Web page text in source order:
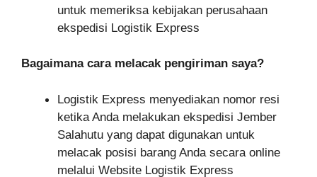
untuk memeriksa kebijakan perusahaan
ekspedisi Logistik Express
Bagaimana cara melacak pengiriman saya?
Logistik Express menyediakan nomor resi
ketika Anda melakukan ekspedisi Jember
Salahutu yang dapat digunakan untuk
melacak posisi barang Anda secara online
melalui Website Logistik Express